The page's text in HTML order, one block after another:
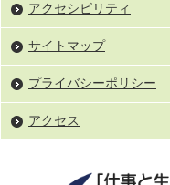
アクセシビリティ
サイトマップ
プライバシーポリシー
アクセス